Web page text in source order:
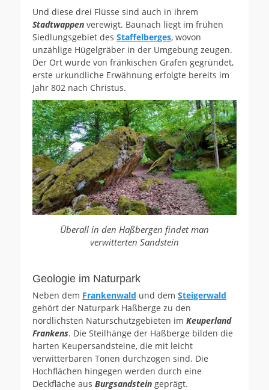
Und diese drei Flüsse sind auch in ihrem
Stadtwappen verewigt. Baunach liegt im frühen
Siedlungsgebiet des Staffelberges, wovon
unzählige Hügelgräber in der Umgebung zeugen.
Der Ort wurde von fränkischen Grafen gegründet,
erste urkundliche Erwähnung erfolgte bereits im
Jahr 802 nach Christus.
Überall in den Haßbergen findet man
verwitterten Sandstein
Geologie im Naturpark
Neben dem Frankenwald und dem Steigerwald
gehört der Naturpark Haßberge zu den
nördlichsten Naturschutzgebieten im Keuperland
Frankens. Die Steilhänge der Haßberge bilden die
harten Keupersandsteine, die mit leicht
verwitterbaren Tonen durchzogen sind. Die
Hochflächen hingegen werden durch eine
Deckfläche aus Burgsandstein geprägt.